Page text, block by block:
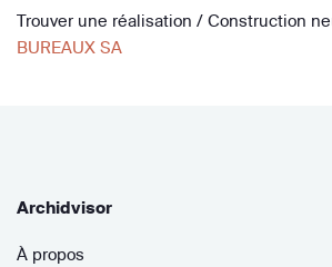
Trouver une réalisation / Construction
BUREAUX SA
Archidvisor
À propos